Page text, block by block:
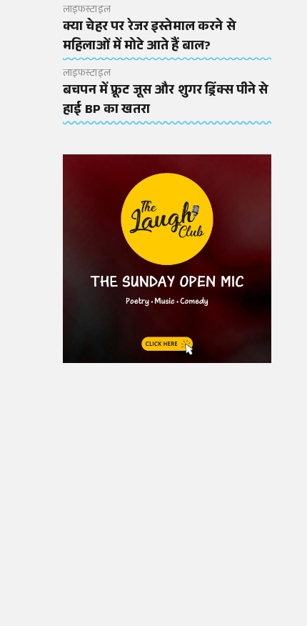
लाइफस्टाइल
क्या चेहर पर रेजर इस्तेमाल करने से
महिलाओं में मोटे आते हैं बाल?
लाइफस्टाइल
बचपन में फ्रूट जूस और शुगर ड्रिंक्स पीने से
हाई BP का खतरा